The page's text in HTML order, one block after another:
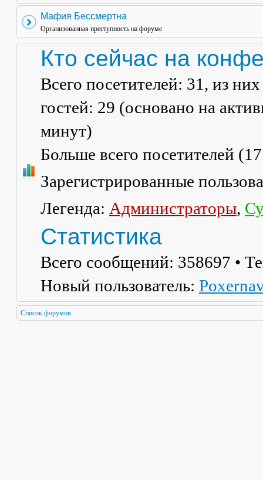
Мафия Бессмертна
Организованная преступность на форуме
Кто сейчас на
Всего посетителей: 31 , из
гостей: 29 (основано на
минут)
Больше всего посетителей (
Зарегистрированные
Легенда: Администраторы,
Статистика
Всего сообщений: 358697 •
Новый пользователь:
Список форумов